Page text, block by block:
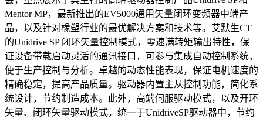
Mentor MP，最新推出的EV5000通用矢量闭环变频器中端产
品，以及针对橡塑行业的最优解决方案和技术等。艾默生CT
的Unidrive SP 闭环矢量控制模式，零速满转矩输出特性，保
证设备带载启动灵活的通讯接口，可参与集成自动控制系统，
便于生产控制与分析。卓越的动态性能表现，保证电机速度的
精确稳定，提高产品质量。驱动器内置主从控制功能，简化系
统设计，节约制造成本。此外，高端伺服驱动模式，以及开环
矢量、闭环矢量驱动模式，统一于UnidriveSP驱动器中，节约